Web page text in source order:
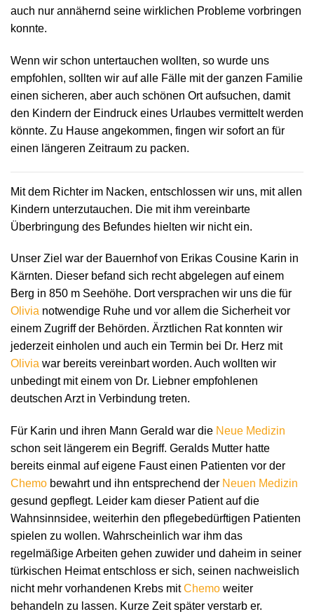
auch nur annähernd seine wirklichen Probleme vorbringen
konnte.
Wenn wir schon untertauchen wollten, so wurde uns
empfohlen, sollten wir auf alle Fälle mit der ganzen Familie
einen sicheren, aber auch schönen Ort aufsuchen, damit
den Kindern der Eindruck eines Urlaubes vermittelt werden
könnte. Zu Hause angekommen, fingen wir sofort an für
einen längeren Zeitraum zu packen.
Mit dem Richter im Nacken, entschlossen wir uns, mit allen
Kindern unterzutauchen. Die mit ihm vereinbarte
Überbringung des Befundes hielten wir nicht ein.
Unser Ziel war der Bauernhof von Erikas Cousine Karin in
Kärnten. Dieser befand sich recht abgelegen auf einem
Berg in 850 m Seehöhe. Dort versprachen wir uns die für
Olivia notwendige Ruhe und vor allem die Sicherheit vor
einem Zugriff der Behörden. Ärztlichen Rat konnten wir
jederzeit einholen und auch ein Termin bei Dr. Herz mit
Olivia war bereits vereinbart worden. Auch wollten wir
unbedingt mit einem von Dr. Liebner empfohlenen
deutschen Arzt in Verbindung treten.
Für Karin und ihren Mann Gerald war die Neue Medizin
schon seit längerem ein Begriff. Geralds Mutter hatte
bereits einmal auf eigene Faust einen Patienten vor der
Chemo bewahrt und ihn entsprechend der Neuen Medizin
gesund gepflegt. Leider kam dieser Patient auf die
Wahnsinnsidee, weiterhin den pflegebedürftigen Patienten
spielen zu wollen. Wahrscheinlich war ihm das
regelmäßige Arbeiten gehen zuwider und daheim in seiner
türkischen Heimat entschloss er sich, seinen nachweislich
nicht mehr vorhandenen Krebs mitChemo weiter
behandeln zu lassen. Kurze Zeit später verstarb er.